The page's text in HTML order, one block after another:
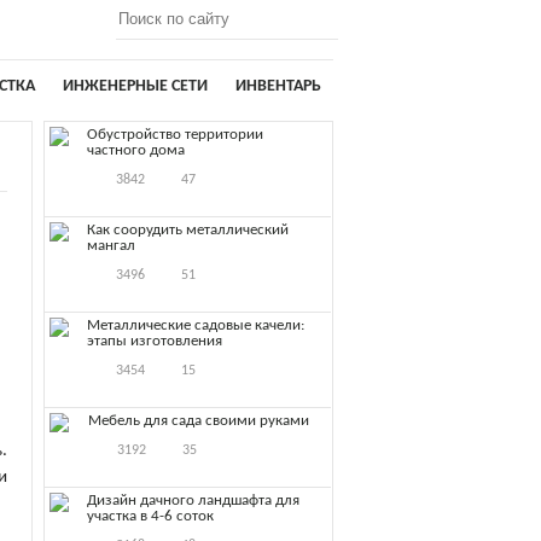
ИНЖЕНЕРНЫЕ СЕТИ ИНВЕНТАРЬ
Обустройство территории
частного дома
3842 47
Как соорудить металлический
мангал
3496 51
Металлические садовые качели:
этапы изготовления
3454 15
Мебель для сада своими руками
3192 35
Дизайн дачного ландшафта для
участка в 4-6 соток